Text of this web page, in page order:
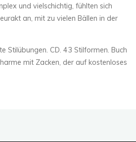
und vielschichtig, fühlten sich
an, mit zu vielen Bällen in der
Stilübungen. CD. 43 Stilformen. Buch
mit Zacken, der auf kostenloses